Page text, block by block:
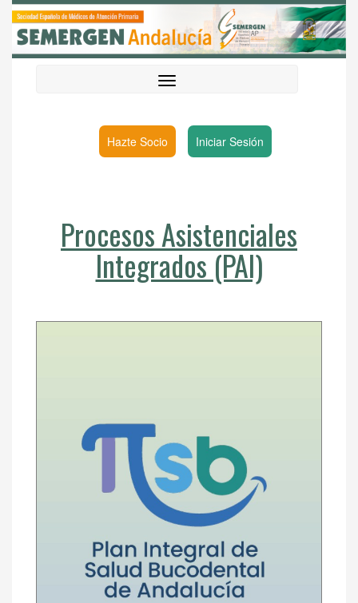
Hazte Socio Iniciar Sesión
Procesos Asistenciales
Integrados (PAI)